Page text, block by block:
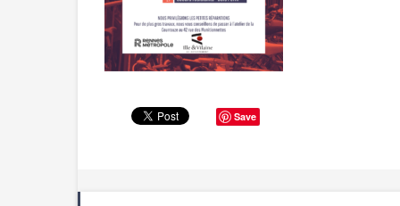
Save